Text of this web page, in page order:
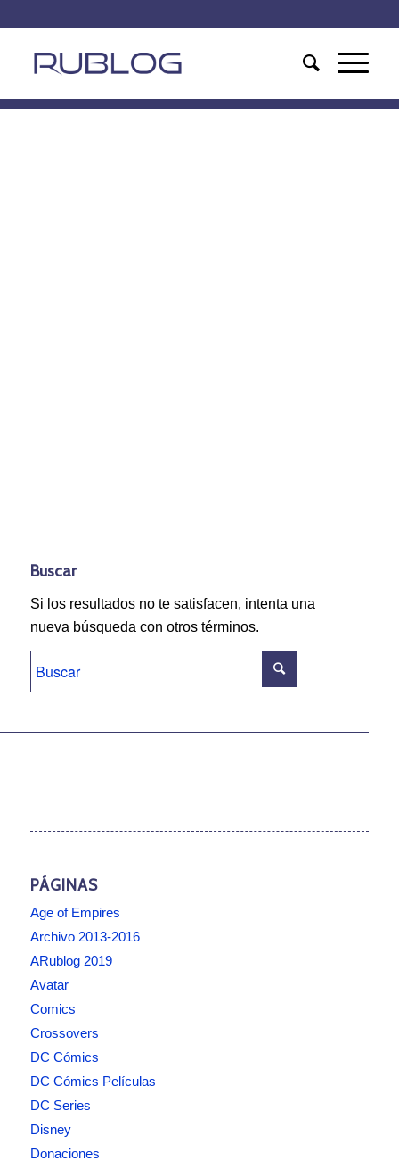
Buscar
Si los resultados no te satisfacen, intenta una
nueva búsqueda con otros términos.
PÁGINAS
Age of Empires
Archivo 2013-2016
ARublog 2019
Avatar
Comics
Crossovers
DC Cómics
DC Cómics Películas
DC Series
Disney
Donaciones